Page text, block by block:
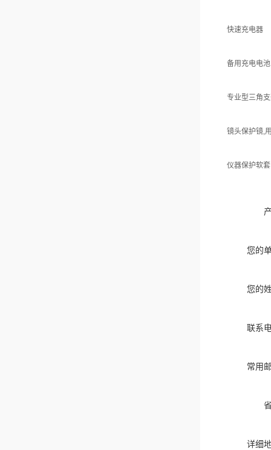
快速充电器
备用充电电
专业型三角
镜头保护镜,
仪器保护软
您的
您的
联系
常用
详细